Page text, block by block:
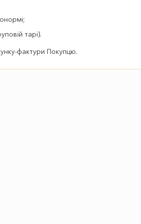
тарі).
фактури Покупцю.